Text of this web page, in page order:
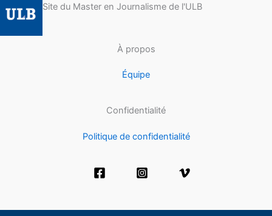
Site du Master en Journalisme de l'ULB
À propos
Équipe
Confidentialité
Politique de confidentialité